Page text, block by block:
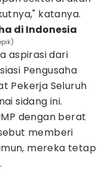
katanya.
di Indonesia
aspirasi dari
Pengusaha
Pekerja Seluruh
sidang ini.
dengan berat
memberi
mereka tetap